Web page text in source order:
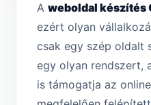
A weboldal készítés
ezért olyan
csak egy szép oldalt
egy olyan rendszert,
is támogatja az